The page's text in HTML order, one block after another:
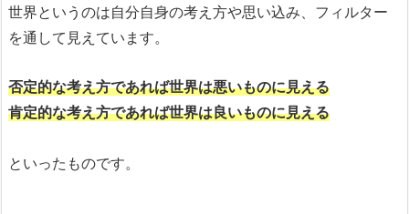
世界というのは自分自身の考え方や思い込み、フィルター
を通して見えています。
否定的な考え方であれば世界は悪いものに見える
肯定的な考え方であれば世界は良いものに見える
といったものです。